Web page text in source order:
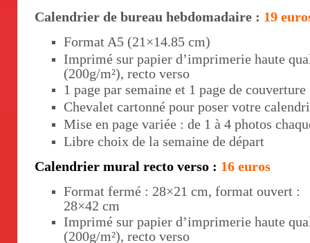
Calendrier de bureau hebdomadaire : 19
Format A5 (21×14.85 cm)
Imprimé sur papier d’imprimerie haute
(200g/m²), recto verso
1 page par semaine et 1 page de couverture
Chevalet cartonné pour poser votre
Mise en page variée : de 1 à 4 photos
Libre choix de la semaine de départ
Calendrier mural recto verso : 16 euros
Format fermé : 28×21 cm, format ouvert :
28×42 cm
Imprimé sur papier d’imprimerie haute
(200g/m²), recto verso